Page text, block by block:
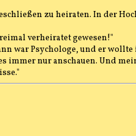
zu heiraten. In der
verheiratet gewesen!"
war Psychologe, und er
immer nur anschauen. Und